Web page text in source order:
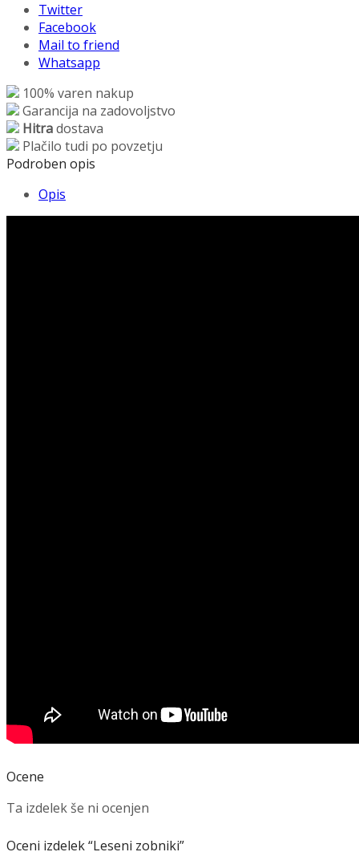
Twitter
Facebook
Mail to friend
Whatsapp
100% varen nakup
Garancija na zadovoljstvo
Hitradostava
Plačilo tudi po povzetju
Podroben opis
Opis
Ocene
Ta izdelek še ni ocenjen
Oceni izdelek “Leseni zobniki”